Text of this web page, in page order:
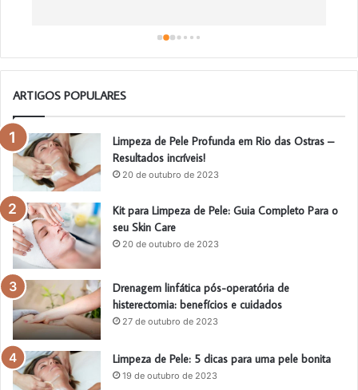
ARTIGOS POPULARES
Limpeza de Pele Profunda em Rio das Ostras –
Resultados incríveis!
20 de outubro de 2023
Kit para Limpeza de Pele: Guia Completo Para o
seu Skin Care
20 de outubro de 2023
Drenagem linfática pós-operatória de
histerectomia: benefícios e cuidados
27 de outubro de 2023
Limpeza de Pele: 5 dicas para uma pele bonita
19 de outubro de 2023